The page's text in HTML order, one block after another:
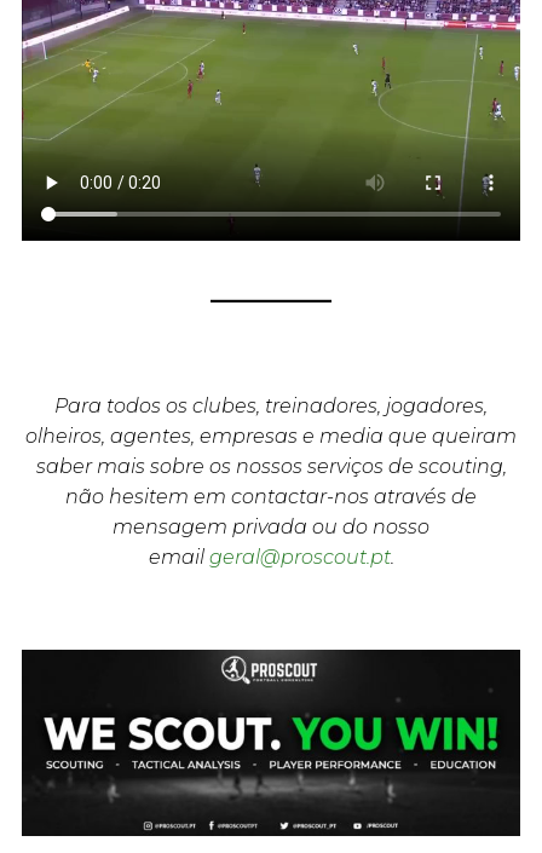
Para todos os clubes, treinadores, jogadores,
olheiros, agentes, empresas e media que queiram
saber mais sobre os nossos serviços de scouting,
não hesitem em contactar-nos através de
mensagem privada ou do nosso
email geral@proscout.pt.